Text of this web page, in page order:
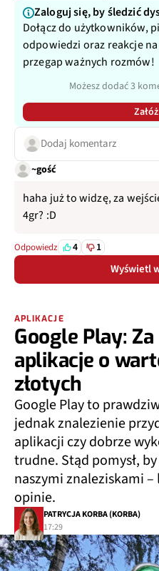
Zaloguj się, by śledzić
Dołącz do użytkowników,
odpowiedzi oraz reakcje
przegap ważnych rozmów!
Możesz dodać 3
Dodaj komentarz
~gość
haha już to widzę, za
4gr? :D
Odpowiedz 4 1
Wyświetl
APLIKACJE
Google Play:
aplikacje o
złotych
Google Play to
jednak znalezienie
aplikacji czy dobrze
trudne. Stąd pomysł,
naszymi znaleziskami –
opinie.
PATRYCJA KORBA (KORBA)
17:29